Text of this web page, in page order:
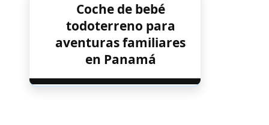
Coche de bebé
todoterreno para
aventuras familiares
en Panamá